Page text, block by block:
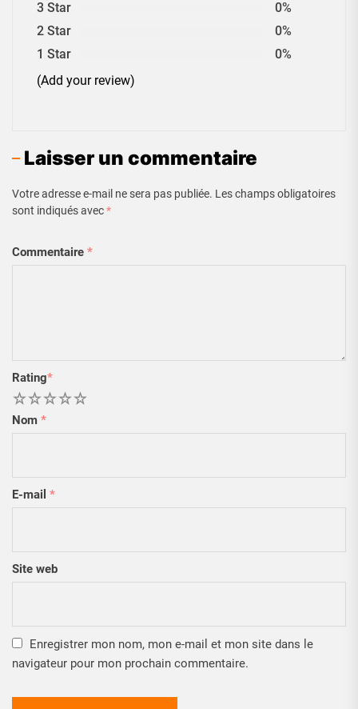
3 Star
0%
2 Star
0%
1 Star
0%
(Add your review)
Laisser un commentaire
Votre adresse e-mail ne sera pas publiée. Les champs obligatoires
sont indiqués avec*
Commentaire *
Rating*
5
4
3
2
Nom *
E-mail *
Site web
Enregistrer mon nom, mon e-mail et mon site dans le
navigateur pour mon prochain commentaire.